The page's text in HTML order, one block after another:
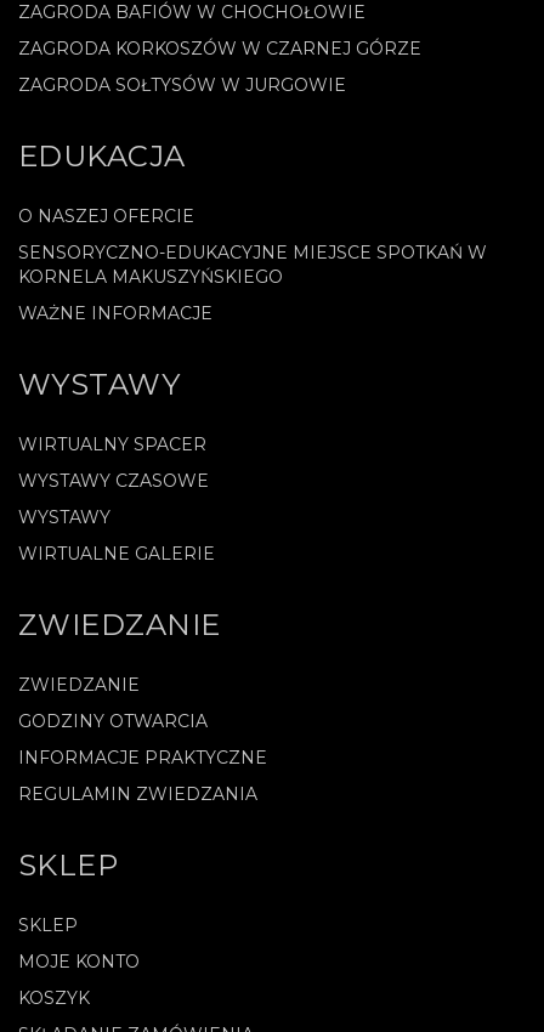
ZAGRODA BAFIÓW W CHOCHOŁOWIE
ZAGRODA KORKOSZÓW W CZARNEJ GÓRZE
ZAGRODA SOŁTYSÓW W JURGOWIE
EDUKACJA
O NASZEJ OFERCIE
SENSORYCZNO-EDUKACYJNE MIEJSCE SPOTKAŃ W
KORNELA MAKUSZYŃSKIEGO
WAŻNE INFORMACJE
WYSTAWY
WIRTUALNY SPACER
WYSTAWY CZASOWE
WYSTAWY
WIRTUALNE GALERIE
ZWIEDZANIE
ZWIEDZANIE
GODZINY OTWARCIA
INFORMACJE PRAKTYCZNE
REGULAMIN ZWIEDZANIA
SKLEP
SKLEP
MOJE KONTO
KOSZYK